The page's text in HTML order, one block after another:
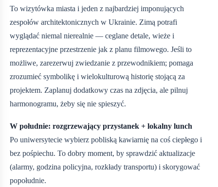
To wizytówka miasta i jeden z najbardziej imponujących
zespołów architektonicznych w Ukrainie. Zimą potrafi
wyglądać niemal nierealnie — ceglane detale, wieże i
reprezentacyjne przestrzenie jak z planu filmowego. Jeśli to
możliwe, zarezerwuj zwiedzanie z przewodnikiem; pomaga
zrozumieć symbolikę i wielokulturową historię stojącą za
projektem. Zaplanuj dodatkowy czas na zdjęcia, ale pilnuj
harmonogramu, żeby się nie spieszyć.
W południe: rozgrzewający przystanek + lokalny lunch
Po uniwersytecie wybierz pobliską kawiarnię na coś ciepłego i
bez pośpiechu. To dobry moment, by sprawdzić aktualizacje
(alarmy, godzina policyjna, rozkłady transportu) i skorygować
popołudnie.